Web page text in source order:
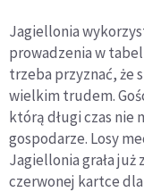
Jagiellonia
prowadzenia w
trzeba przyznać, że
wielkim trudem.
którą długi czas nie
gospodarze. Losy
Jagiellonia grała
czerwonej kartce dla